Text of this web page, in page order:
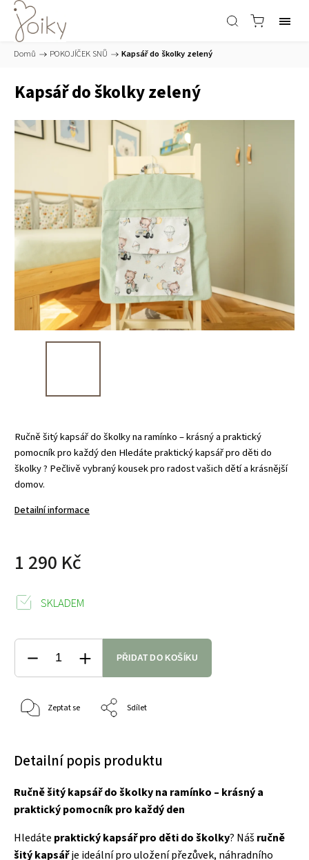
Domů / POKOJÍČEK SNŮ / Kapsář do školky zelený
Kapsář do školky zelený
Ručně šitý kapsář do školky na ramínko – krásný a praktický
pomocník pro každý den Hledáte praktický kapsář pro děti do
školky ? Pečlivě vybraný kousek pro radost vašich dětí a krásnější
domov.
Detailní informace
1 290 Kč
SKLADEM
PŘIDAT DO KOŠÍKU
Zeptat se Sdílet
Detailní popis produktu
Ručně šitý kapsář do školky na ramínko – krásný a
praktický pomocník pro každý den
Hledáte praktický kapsář pro děti do školky? Náš ručně
šitý kapsářje ideální pro uložení přezůvek, náhradního